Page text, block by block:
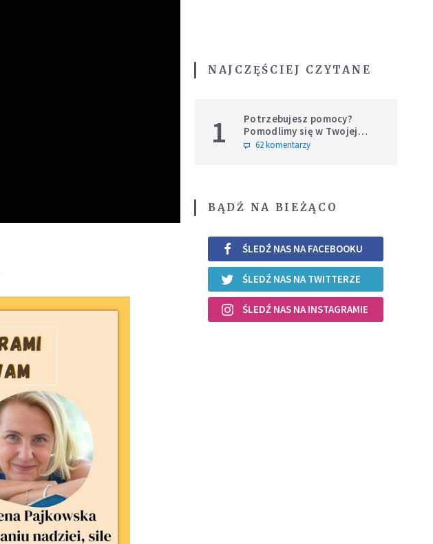
NAJCZĘŚCIEJ CZYTANE
1
Potrzebujesz pomocy?
Pomodlimy się w Twojej
intencji
62 komentarzy
BĄDŹ NA BIEŻĄCO
ŚLEDŹ NAS NA FACEBOOKU
ŚLEDŹ NAS NA TWITTERZE
ŚLEDŹ NAS NA INSTAGRAMIE